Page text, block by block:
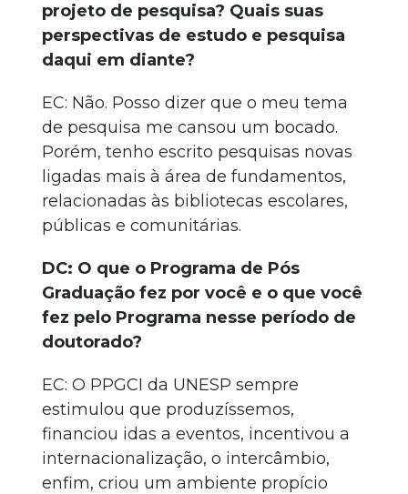
projeto de pesquisa? Quais suas
perspectivas de estudo e pesquisa
daqui em diante?
EC: Não. Posso dizer que o meu tema
de pesquisa me cansou um bocado.
Porém, tenho escrito pesquisas novas
ligadas mais à área de fundamentos,
relacionadas às bibliotecas escolares,
públicas e comunitárias.
DC: O que o Programa de Pós
Graduação fez por você e o que você
fez pelo Programa nesse período de
doutorado?
EC: O PPGCI da UNESP sempre
estimulou que produzíssemos,
financiou idas a eventos, incentivou a
internacionalização, o intercâmbio,
enfim, criou um ambiente propício